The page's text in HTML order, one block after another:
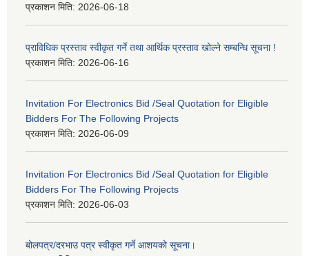
प्रकाशन मिति: 2026-06-18
प्राविधिक प्रस्ताव स्वीकृत गर्ने तथा आर्थिक प्रस्ताव खोल्ने सम्बन्धि सूचना !
प्रकाशन मिति: 2026-06-16
Invitation For Electronics Bid /Seal Quotation for Eligible
Bidders For The Following Projects
प्रकाशन मिति: 2026-06-09
Invitation For Electronics Bid /Seal Quotation for Eligible
Bidders For The Following Projects
प्रकाशन मिति: 2026-06-03
बोलपत्र/दरभाउ पत्र स्वीकृत गर्ने आशयको सूचना।